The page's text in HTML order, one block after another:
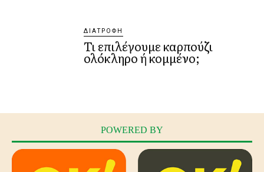
ΔΙΑΤΡΟΦΉ
Τι επιλέγουμε καρπούζι
ολόκληρο ή κομμένο;
POWERED BY